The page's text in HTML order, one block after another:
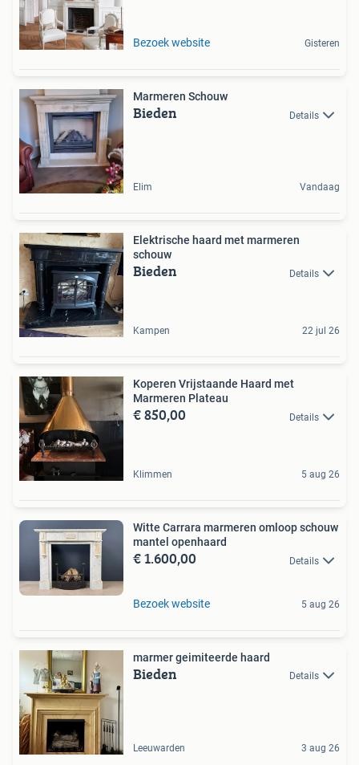
Bezoek website Gisteren
Marmeren Schouw
Bieden Details
Elim Vandaag
Elektrische haard met marmeren
schouw
Bieden Details
Kampen 22 jul 26
Koperen Vrijstaande Haard met
Marmeren Plateau
€ 850,00 Details
Klimmen 5 aug 26
Witte Carrara marmeren omloop schouw
mantel openhaard
€ 1.600,00 Details
Bezoek website 5 aug 26
marmer geimiteerde haard
Bieden Details
Leeuwarden 3 aug 26